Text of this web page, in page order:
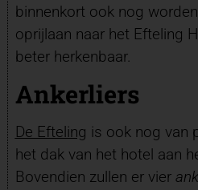
binnenkort ook nog
oprijlaan naar het Efteling
beter herkenbaar.
Ankerliers
De Efteling is ook nog van
het dak van het hotel aan
Bovendien zullen er vier